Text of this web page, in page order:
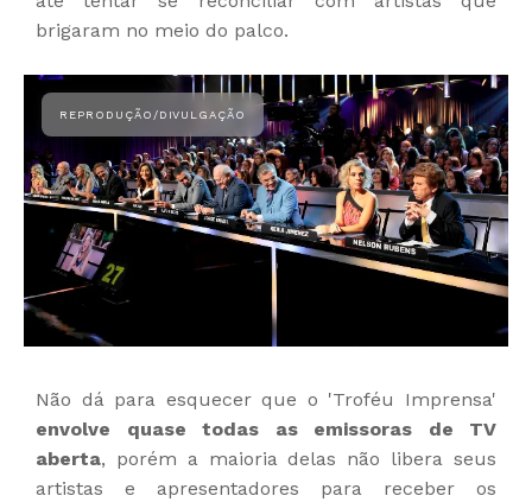
brigaram no meio do palco.
Não dá para esquecer que o 'Troféu Imprensa'
envolve quase todas as emissoras de TV
aberta, porém a maioria delas não libera seus
artistas e apresentadores para receber os